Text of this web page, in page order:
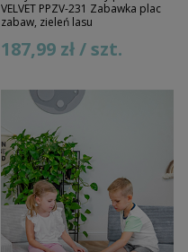
VELVET PPZV-231 Zabawka plac
zabaw, zieleń lasu
187,99 zł / szt.